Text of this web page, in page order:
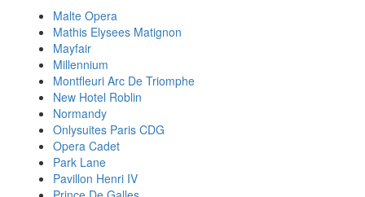
Malte Opera
Mathis Elysees Matignon
Mayfair
Millennium
Montfleuri Arc De Triomphe
New Hotel Roblin
Normandy
Onlysuites Paris CDG
Opera Cadet
Park Lane
Pavillon Henri IV